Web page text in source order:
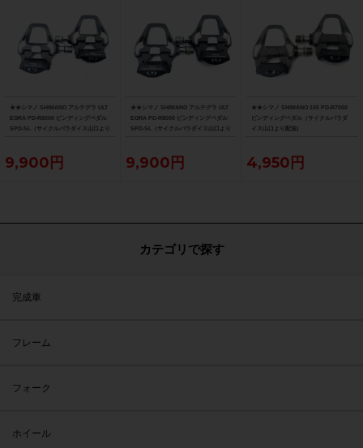
★★シマノ SHIMANO アルテグラ ULT
EGRA PD-R8000 ビンディングペダル
SPD-SL（サイクルパラダイス山口より
9,900円
★★シマノ SHIMANO アルテグラ ULT
EGRA PD-R8000 ビンディングペダル
SPD-SL（サイクルパラダイス山口より
9,900円
★★シマノ SHIMANO 105 PD-R7000
ビンディングペダル（サイクルパラダ
イス山口より配送)
4,950円
カテゴリで探す
完成車
フレーム
フォーク
ホイール